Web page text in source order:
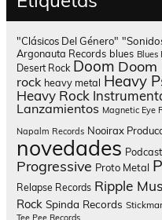
"Clásicos Del Género"
Argonauta Records blues Blues
Desert Rock Doom Doom
rock heavy metal Heavy
Heavy Rock
Lanzamientos Magnetic Eye
Napalm Records Nooirax
novedades Podcast
Progressive Proto Metal
Relapse Records Ripple
Rock Spinda Records
Tee Pee Records